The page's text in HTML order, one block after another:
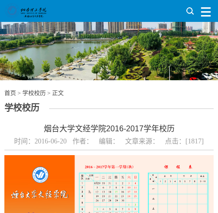
首页 >学校校历 > 正文
学校校历
烟台大学文经学院2016-2017学年校历
时间：2016-06-20 作者： 编辑： 文章来源： 点击：[1817]